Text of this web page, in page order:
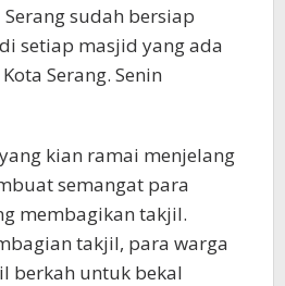
Serang sudah bersiap
setiap masjid yang ada
Serang. Senin
kian ramai menjelang
semangat para
membagikan takjil.
takjil, para warga
berkah untuk bekal